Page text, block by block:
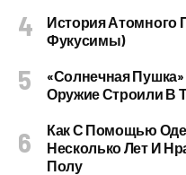
История Атомного
Фукусимы)
«Солнечная
Оружие Строили В
Как С Помощью
Несколько Лет И
Полу